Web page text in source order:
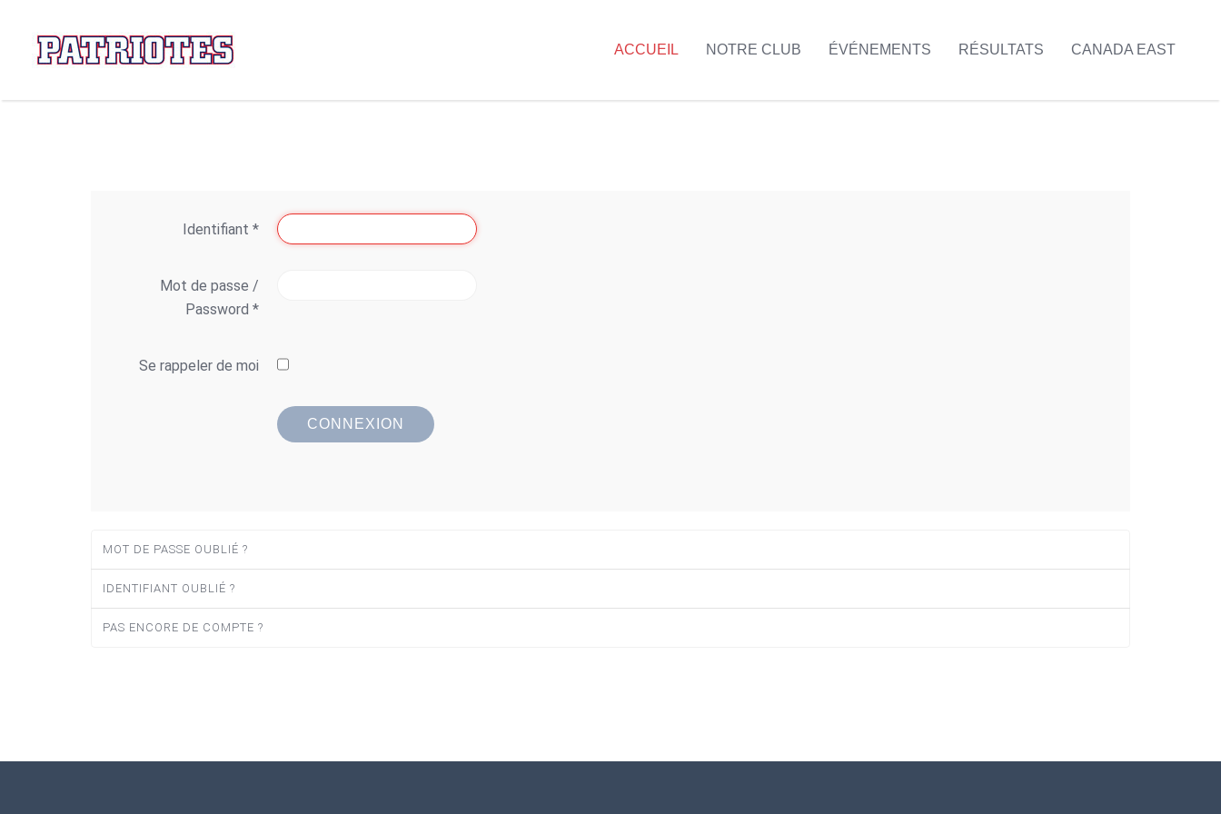
ACCUEIL NOTRE CLUB ÉVÉNEMENTS RÉSULTATS CANADA EAST
Identifiant *
Mot de passe /
Password *
Se rappeler de moi
CONNEXION
MOT DE PASSE OUBLIÉ ?
IDENTIFIANT OUBLIÉ ?
PAS ENCORE DE COMPTE ?